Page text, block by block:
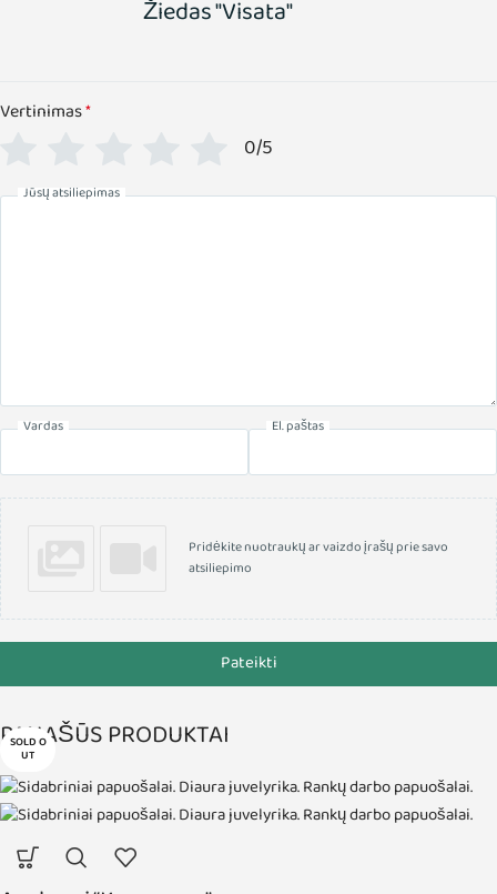
Žiedas "Visata"
Vertinimas*
0/5
Jūsų atsiliepimas
Vardas El. paštas
Pridėkite nuotraukų ar vaizdo įrašų prie savo
atsiliepimo
Pateikti
PANAŠŪS PRODUKTAI
SOLD O
UT